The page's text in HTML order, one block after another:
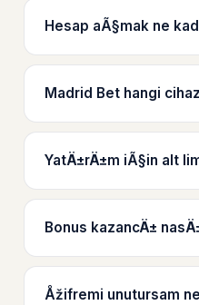
Hesap aÃ§mak ne
Madrid Bet hangi
YatÄ±rÄ±m iÃ§in alt
Bonus kazancÄ±
Åžifremi unutursam